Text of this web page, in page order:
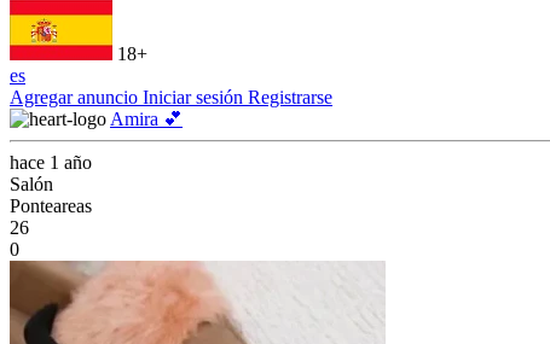
18+
es
Agregar anuncio Iniciar sesión Registrarse
Amira 💕
hace 1 año
Salón
Ponteareas
26
0